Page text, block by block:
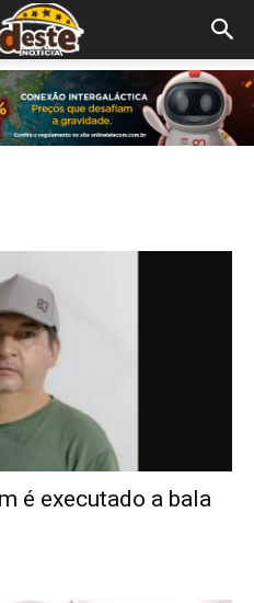
é executado a bala